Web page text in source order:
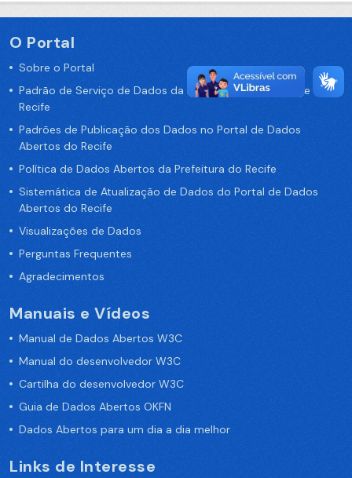
O Portal
Sobre o Portal
Padrão de Serviço de Dados da Prefeitura da Cidade de
Recife
Padrões de Publicação dos Dados no Portal de Dados
Abertos do Recife
Política de Dados Abertos da Prefeitura do Recife
Sistemática de Atualização de Dados do Portal de Dados
Abertos do Recife
Visualizações de Dados
Perguntas Frequentes
Agradecimentos
Manuais e Vídeos
Manual de Dados Abertos W3C
Manual do desenvolvedor W3C
Cartilha do desenvolvedor W3C
Guia de Dados Abertos OKFN
Dados Abertos para um dia a dia melhor
Links de Interesse